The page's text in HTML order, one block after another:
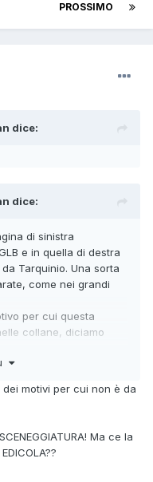
PROSSIMO
dice:
dice:
di sinistra
e in quella di destra
Tarquinio. Una sorta
come nei grandi
per cui questa
collane, diciamo
motivi per cui non è da
Ma ce la